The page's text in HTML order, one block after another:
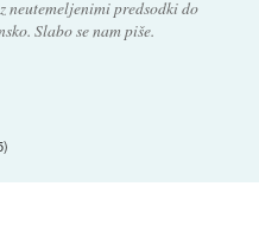
neutemeljenimi predsodki do
Slabo se nam piše.
)